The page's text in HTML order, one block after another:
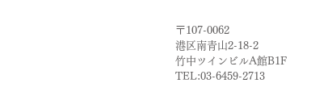
〒107-0062
港区南青山2-18-2​
​竹中ツインビルA館B1F
TEL:03-6459-2713